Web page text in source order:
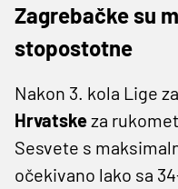
Zagrebačke su
stopostotne
Nakon 3. kola Lige
Hrvatskeza
Sesvete s
očekivano lako sa